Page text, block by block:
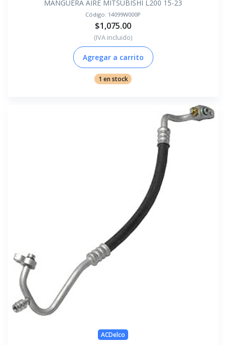
MANGUERA AIRE MITSUBISHI L200 15-23
Código: 14099W000P
$1,075.00
(IVA incluido)
Agregar a carrito
1 en stock
ACDelco